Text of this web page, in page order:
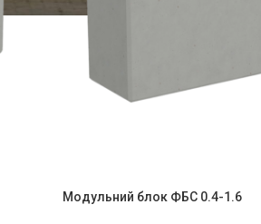
Модульний блок ФБС 0.4-1.6